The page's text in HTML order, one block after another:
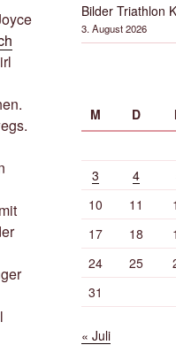
Bilder Triathlon
3. August 2026
M
D
3
4
10
11
17
18
24
25
31
« Juli